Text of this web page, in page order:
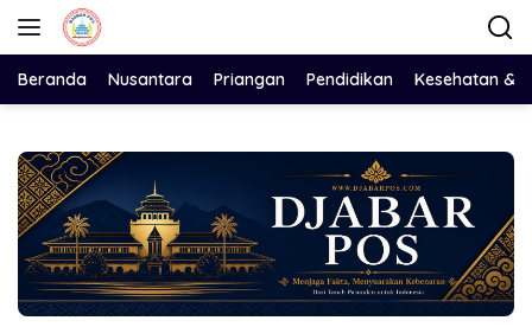
Langsung
Beranda Nusantara Priangan Pendidikan Kesehatan &